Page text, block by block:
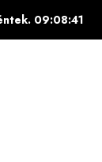
09:08:42